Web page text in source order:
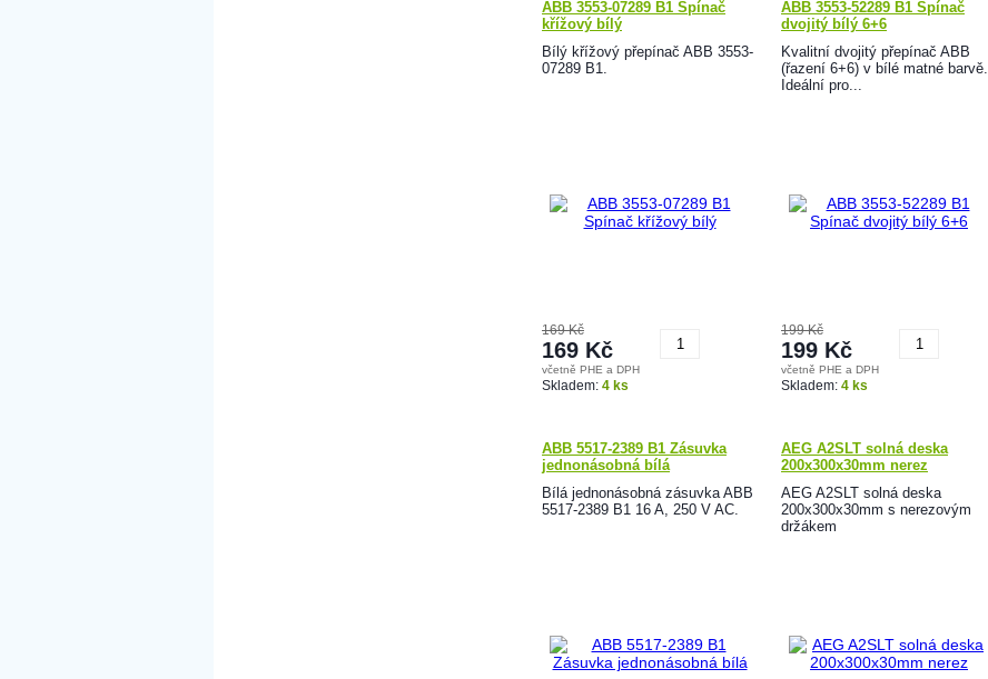
ABB 3553-07289 B1 Spínač
křížový bílý
Bílý křížový přepínač ABB 3553-
07289 B1.
169 Kč
169 Kč
včetně PHE a DPH
Skladem: 4 ks
ABB 3553-52289 B1 Spínač
dvojitý bílý 6+6
Kvalitní dvojitý přepínač ABB
(řazení 6+6) v bílé matné barvě.
Ideální pro...
199 Kč
199 Kč
včetně PHE a DPH
Skladem: 4 ks
ABB 5517-2389 B1 Zásuvka
jednonásobná bílá
Bílá jednonásobná zásuvka ABB
5517-2389 B1 16 A, 250 V AC.
AEG A2SLT solná deska
200x300x30mm nerez
AEG A2SLT solná deska
200x300x30mm s nerezovým
držákem